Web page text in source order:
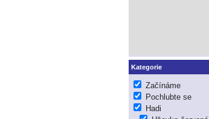
Kategorie
Začínáme
Pochlubte se
Hadi